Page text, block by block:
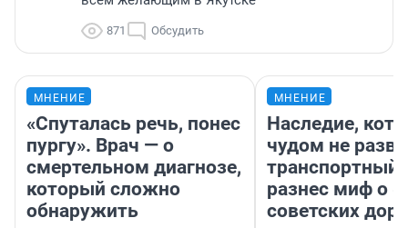
871 Обсудить
МНЕНИЕ
«Спуталась речь, понес
пургу». Врач — о
смертельном диагнозе,
который сложно
обнаружить
МНЕНИЕ
Наследие,
чудом не
транспортный
разнес миф о
советских